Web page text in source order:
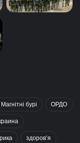
Магнітні бурі ОРДО
здоров’я